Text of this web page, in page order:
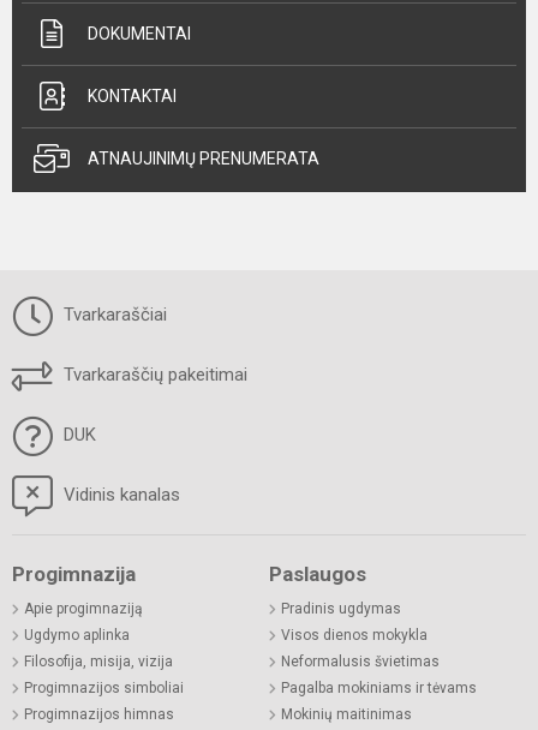
DOKUMENTAI
KONTAKTAI
ATNAUJINIMŲ PRENUMERATA
Tvarkaraščiai
Tvarkaraščių pakeitimai
DUK
Vidinis kanalas
Progimnazija
Apie progimnaziją
Ugdymo aplinka
Filosofija, misija, vizija
Progimnazijos simboliai
Progimnazijos himnas
Paslaugos
Pradinis ugdymas
Visos dienos mokykla
Neformalusis švietimas
Pagalba mokiniams ir tėvams
Mokinių maitinimas